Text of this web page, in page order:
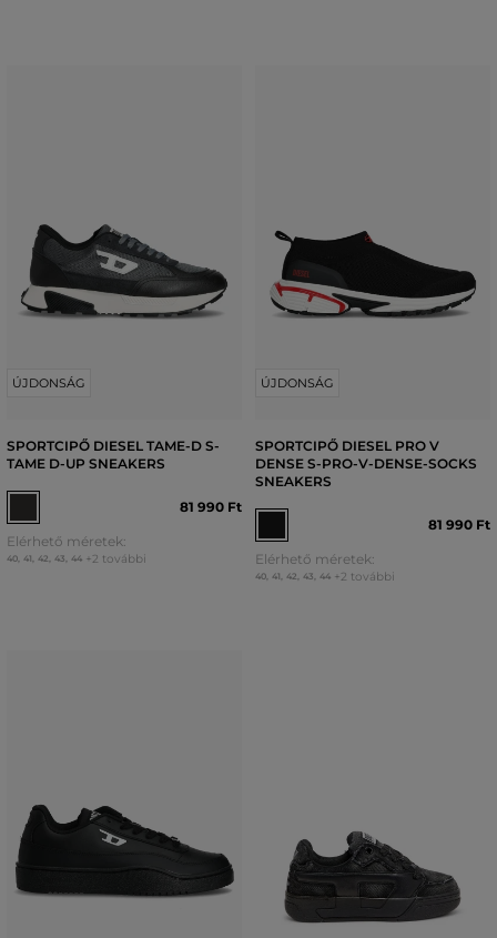
ÚJDONSÁG
SPORTCIPŐ DIESEL TAME-D S-
TAME D-UP SNEAKERS
81 990 Ft
Elérhető méretek:
40, 41, 42, 43, 44 +2 további
ÚJDONSÁG
SPORTCIPŐ DIESEL PRO V
DENSE S-PRO-V-DENSE-SOCKS
SNEAKERS
81 990 Ft
Elérhető méretek:
40, 41, 42, 43, 44 +2 további